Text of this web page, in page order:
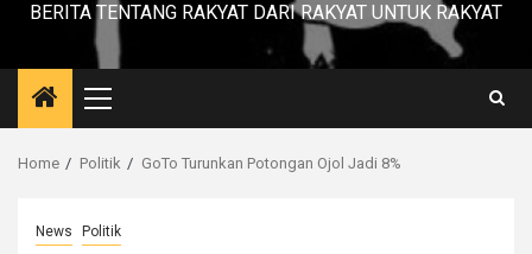
BERITA TENTANG RAKYAT DARI RAKYAT UNTUK RAKYAT
Primary
Menu
Home Politik GoTo Turunkan Potongan Ojol Jadi 8%
News Politik